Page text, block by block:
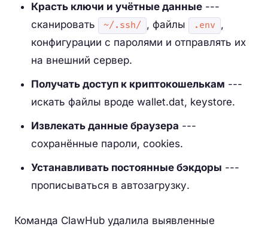
Красть ключи и учётные данные ---
сканировать
~/.ssh/ , файлы .env ,
конфигурации с паролями и отправлять их
на внешний сервер.
Получать доступ к криптокошелькам ---
искать файлы вроде wallet.dat, keystore.
Извлекать данные браузера ---
сохранённые пароли, cookies.
Устанавливать постоянные бэкдоры ---
прописываться в автозагрузку.
Команда ClawHub удалила выявленные